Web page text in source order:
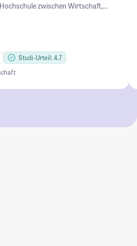
zwischen Wirtschaft,
Studi-Urteil: 4.7